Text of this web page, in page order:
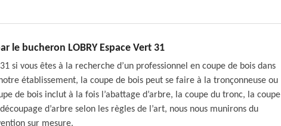
le bucheron LOBRY Espace Vert 31
si vous êtes à la recherche d’un professionnel en coupe de bois dans
établissement, la coupe de bois peut se faire à la tronçonneuse ou
de bois inclut à la fois l’abattage d’arbre, la coupe du tronc, la coupe
d’arbre selon les règles de l’art, nous nous munirons du
sur mesure.